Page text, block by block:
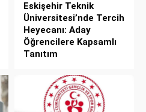
Eskişehir Teknik
Üniversitesi’nde Tercih
Heyecanı: Aday
Öğrencilere Kapsamlı
Tanıtım